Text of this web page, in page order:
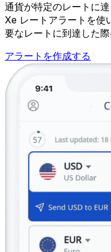
通貨が特定のレートに
Xe レートアラートを使
要なレートに到達した
アラートを作成する